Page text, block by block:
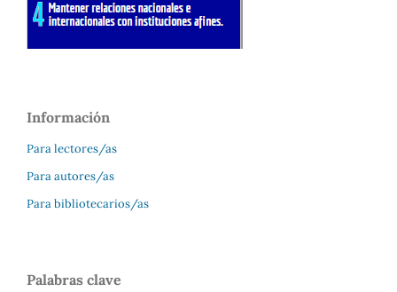
Información
Para lectores/as
Para autores/as
Para bibliotecarios/as
Palabras clave